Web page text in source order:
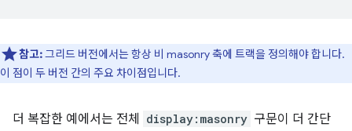
참고:그리드 버전에서는 항상 비 masonry 축에 트랙을 정의해야 합니다.
이 점이 두 버전 간의 주요 차이점입니다.
더 복잡한 예에서는 전체 display:masonry 구문이 더 간단